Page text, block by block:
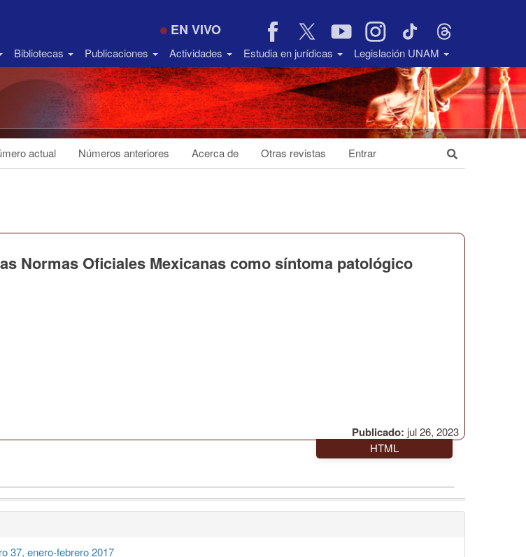
EN VIVO
Bibliotecas Publicaciones Actividades Estudia en jurídicas Legislación UNAM
actual Números anteriores Acerca de Otras revistas Entrar
Publicado: jul 26, 2023
Normas Oficiales Mexicanas como síntoma patológico
HTML
37, enero-febrero 2017